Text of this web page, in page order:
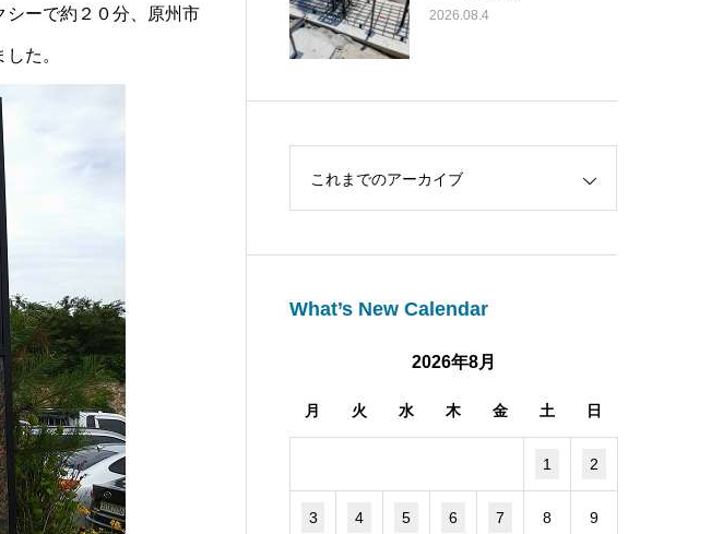
シーで約２０分、原州市
た。
2026.08.4
これまでのアーカイブ
What’s New Calendar
2026年8月
月 火 水 木 金 土 日
1 2
3 4 5 6 7 8 9